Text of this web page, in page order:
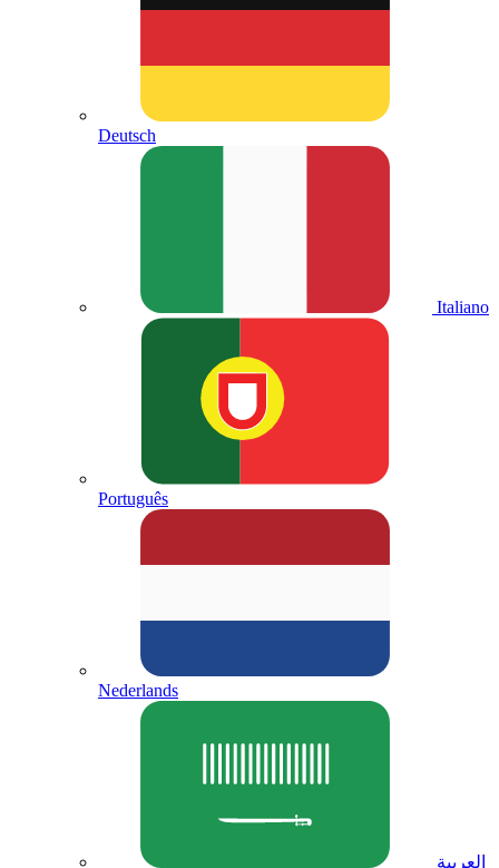
Deutsch
Italiano
Português
Nederlands
العربية